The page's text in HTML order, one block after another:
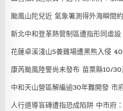
颱風山陀兒近 氣象署測得外海瞬間
新北中和登革熱管制區遭指形同虛
花蓮卓溪淺山5養雞場遭黑熊入侵
康芮颱風陸警尚未發布 苗栗縣10/
中和天山營區解編逾30年難開發 市
人行道導盲磚遭指恐成陷阱 中市府